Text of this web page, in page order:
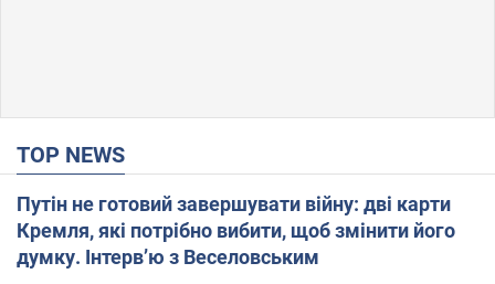
TOP NEWS
Путін не готовий завершувати війну: дві карти
Кремля, які потрібно вибити, щоб змінити його
думку. Інтерв’ю з Веселовським